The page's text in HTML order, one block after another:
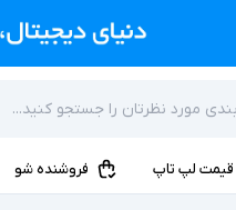
لپ تاپ فروشنده شو